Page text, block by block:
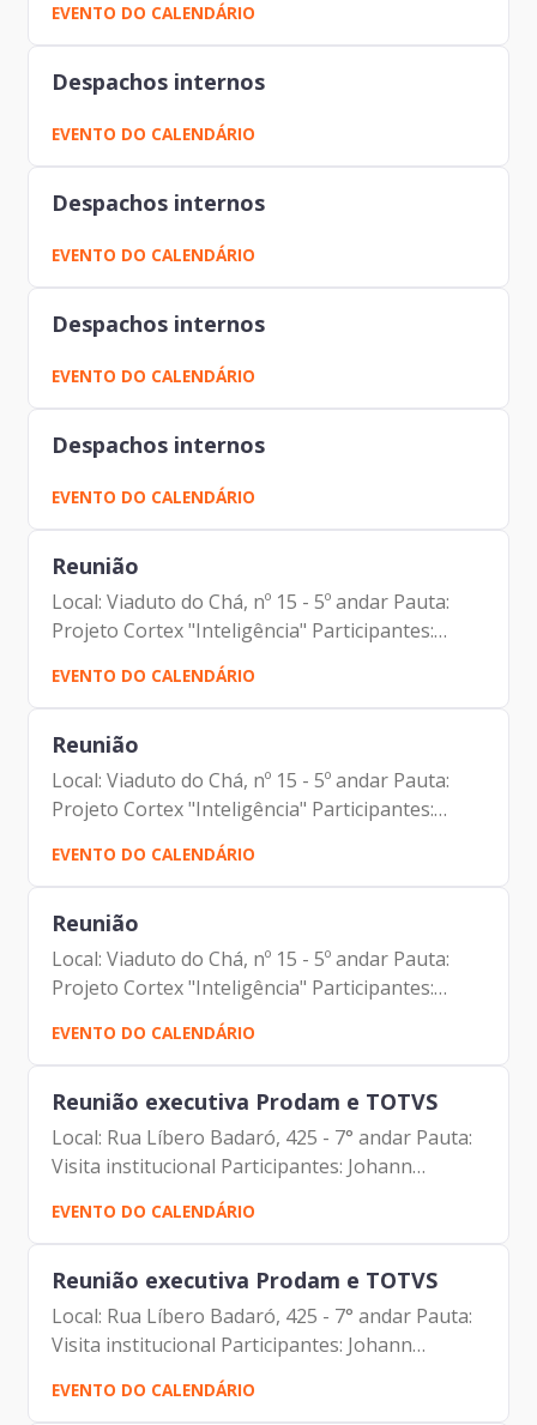
EVENTO DO CALENDÁRIO
Despachos internos
EVENTO DO CALENDÁRIO
Despachos internos
EVENTO DO CALENDÁRIO
Despachos internos
EVENTO DO CALENDÁRIO
Despachos internos
EVENTO DO CALENDÁRIO
Reunião
Local: Viaduto do Chá, nº 15 - 5º andar Pauta:
Projeto Cortex "Inteligência" Participantes:
Johann Nogueira Dantas Flávio Barbarulo
Borgheresi Alexandre Francisco Trunkl Marco
Antonio dos Santos...
EVENTO DO CALENDÁRIO
Reunião
Local: Viaduto do Chá, nº 15 - 5º andar Pauta:
Projeto Cortex "Inteligência" Participantes:
Johann Nogueira Dantas Flávio Barbarulo
Borgheresi Alexandre Francisco Trunkl Marco
Antonio dos Santos...
EVENTO DO CALENDÁRIO
Reunião
Local: Viaduto do Chá, nº 15 - 5º andar Pauta:
Projeto Cortex "Inteligência" Participantes:
Johann Nogueira Dantas Flávio Barbarulo
Borgheresi Alexandre Francisco Trunkl Marco
Antonio dos Santos...
EVENTO DO CALENDÁRIO
Reunião executiva Prodam e TOTVS
Local: Rua Líbero Badaró, 425 - 7° andar Pauta:
Visita institucional Participantes: Johann
Nogueira Dantas (Prodam) Michelle rolli
(TOTVS) Carlos Pestana de Sousa (TOTVS)
Alcinei de Oliveira...
EVENTO DO CALENDÁRIO
Reunião executiva Prodam e TOTVS
Local: Rua Líbero Badaró, 425 - 7° andar Pauta:
Visita institucional Participantes: Johann
Nogueira Dantas (Prodam) Michelle rolli
(TOTVS) Carlos Pestana de Sousa (TOTVS)
EVENTO DO CALENDÁRIO